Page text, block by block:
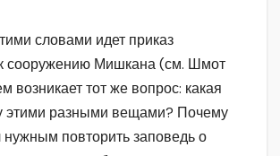
словами идет приказ
к сооружению Мишкана (см. Шмот
возникает тот же вопрос: какая
этими разными вещами? Почему
нужным повторить заповедь о